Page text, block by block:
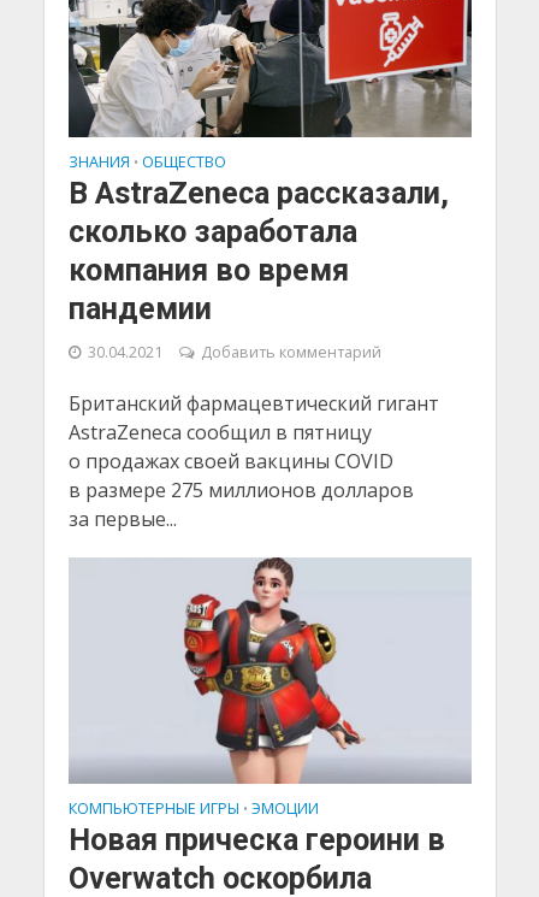
ЗНАНИЯ • ОБЩЕСТВО
В AstraZeneca рассказали,
сколько заработала
компания во время
пандемии
30.04.2021 Добавить комментарий
Британский фармацевтический гигант
AstraZeneca сообщил в пятницу
о продажах своей вакцины COVID
в размере 275 миллионов долларов
за первые...
КОМПЬЮТЕРНЫЕ ИГРЫ • ЭМОЦИИ
Новая прическа героини в
Overwatch оскорбила